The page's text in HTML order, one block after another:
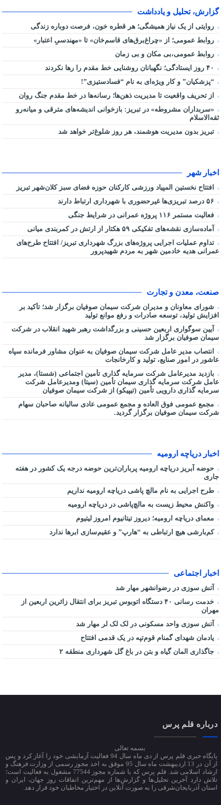
گزارش، تحلیل و یادداشت
روایتی از یک نیاز همیشگی؛ هر قطره خون، فرصت دوباره زندگی
روابط عمومی؛ از «چراغ‌برق‌های قاسم‌خان» تا «مهندسیِ اعتبار»
روابط عمومی،بی مکان و بی زمان
“پزشکیان” و کار ویژه‌ای به نام “فسادستیزی”!
از تحریف واقعیت تا مدیریت ذهن‌ها؛ رسانه‌ها در خط مقدم جنگ روان
«سربداران مشروطه» در تبریز: بازخوانی اندیشه‌های مترقی و میانه‌رو
ثقه‌الاسلام
تبریز بدون مدیریت هوشمند، هر روز شلوغ‌تر خواهد شد
اخبار شهر
افتتاح نخستین المپیاد ورزشی کارکنان حوزه فضای سبز کلان‌شهر تبریز
فعالیت مستمر ۱۱۶ پروژه عمرانی در شرایط جنگی
آماده‌سازی نقشه‌های تفکیکی ۵۹ هکتار از ارتش در کمربندی میانی
تداوم عملیات اجرایی پروژه‌های بزرگ شهرداری تبریز/ افتتاح طرح‌های
عمرانی هدیه خادمین شهر به مردم شهیدپرور
صنعت، معدن و تجارت
شورای معاونان و مدیران شرکت سیمان صوفیان برگزار شد؛ تأکید بر
افزایش تولید، توسعه صادرات و رفع موانع تولید
آیین سوگواری اربعین حسینی و بزرگداشت رهبر شهید انقلاب در شرکت
سیمان صوفیان برگزار شد
انتصاب مدیر عامل شرکت سیمان صوفیان به عنوان مشاور فرمانده سپاه
عاشور در امور صنایع، تولید و کارخانجات
بازدید مدیرعامل شرکت سرمایه گذاری تأمین اجتماعی (شستا)، مدیر
عامل شرکت سرمایه گذاری سیمان تأمین (سیتا) ومدیرعامل شرکت
سرمایه گذاری دارویی تأمین (تیپیکو) از شرکت سیمان صوفیان
مجمع عمومی فوق العاده و مجمع عمومی عادی سالیانه صاحبان سهام
شرکت سیمان صوفیان برگزار گردید.
اخبار دریاچه ارومیه
حوضه آبریز دریاچه ارومیه پرباران‌ترین حوضه‌ درجه یک کشور در هفته
جاری
طرح اجرایی به نام مالچ پاشی دریاچه ارومیه نداریم
واکنش محیط زیست به مالچ‌پاشی در دریاچه ارومیه
معمای دریاچه ارومیه؛ دیروز تیتانیوم امروز لیتیوم
کم‌بارشی هیچ ارتباطی به “هارپ” و عقیم‌سازی ابرها ندارد
اخبار اجتماعی
آتش سوزی در رضوانشهر مهار شد
خدمت رسانی ۴۰ دستگاه اتوبوس تبریز برای انتقال زائرین اربعین از
مهران
آتش سوزی واحد مسکونی در لک لک لر مهار شد
یادمان شهدای گمنام قوم‌تپه در یک قدمی افتتاح
جاگذاری المان گیاه و بتن در باغ گل شهرداری منطقه ۲
درباره قلم پرس
بسمه تعالی
پایگاه خبری قلم پرس از دی ماه سال 94 فعالیت آزمایشی خود را آغاز کرد و پس
از آن در 13 اردیبهشت ماه سال 95 موفق به اخذ مجوز رسمی از وزارت فرهنگ و
ارشاد اسلامی شد. قلم پرس که با شماره مجوز 77544 مشغول به فعالیت است؛
تلاش دارد آخرین تحلیل‌ها و گزارش‌ها از مهم‌ترین اتفاقات روز جهان، ایران و
استان آذربایجان‌شرقی را به صورت آنلاین در اختیار مخاطبان خود قرار دهد.